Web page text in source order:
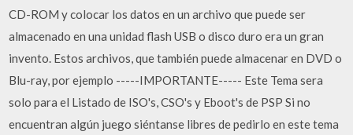
CD-ROM y colocar los datos en un archivo que puede ser
almacenado en una unidad flash USB o disco duro era un gran
invento. Estos archivos, que también puede almacenar en DVD o
Blu-ray, por ejemplo -----IMPORTANTE----- Este Tema sera
solo para el Listado de ISO's, CSO's y Eboot's de PSP Si no
encuentran algún juego siéntanse libres de pedirlo en este tema